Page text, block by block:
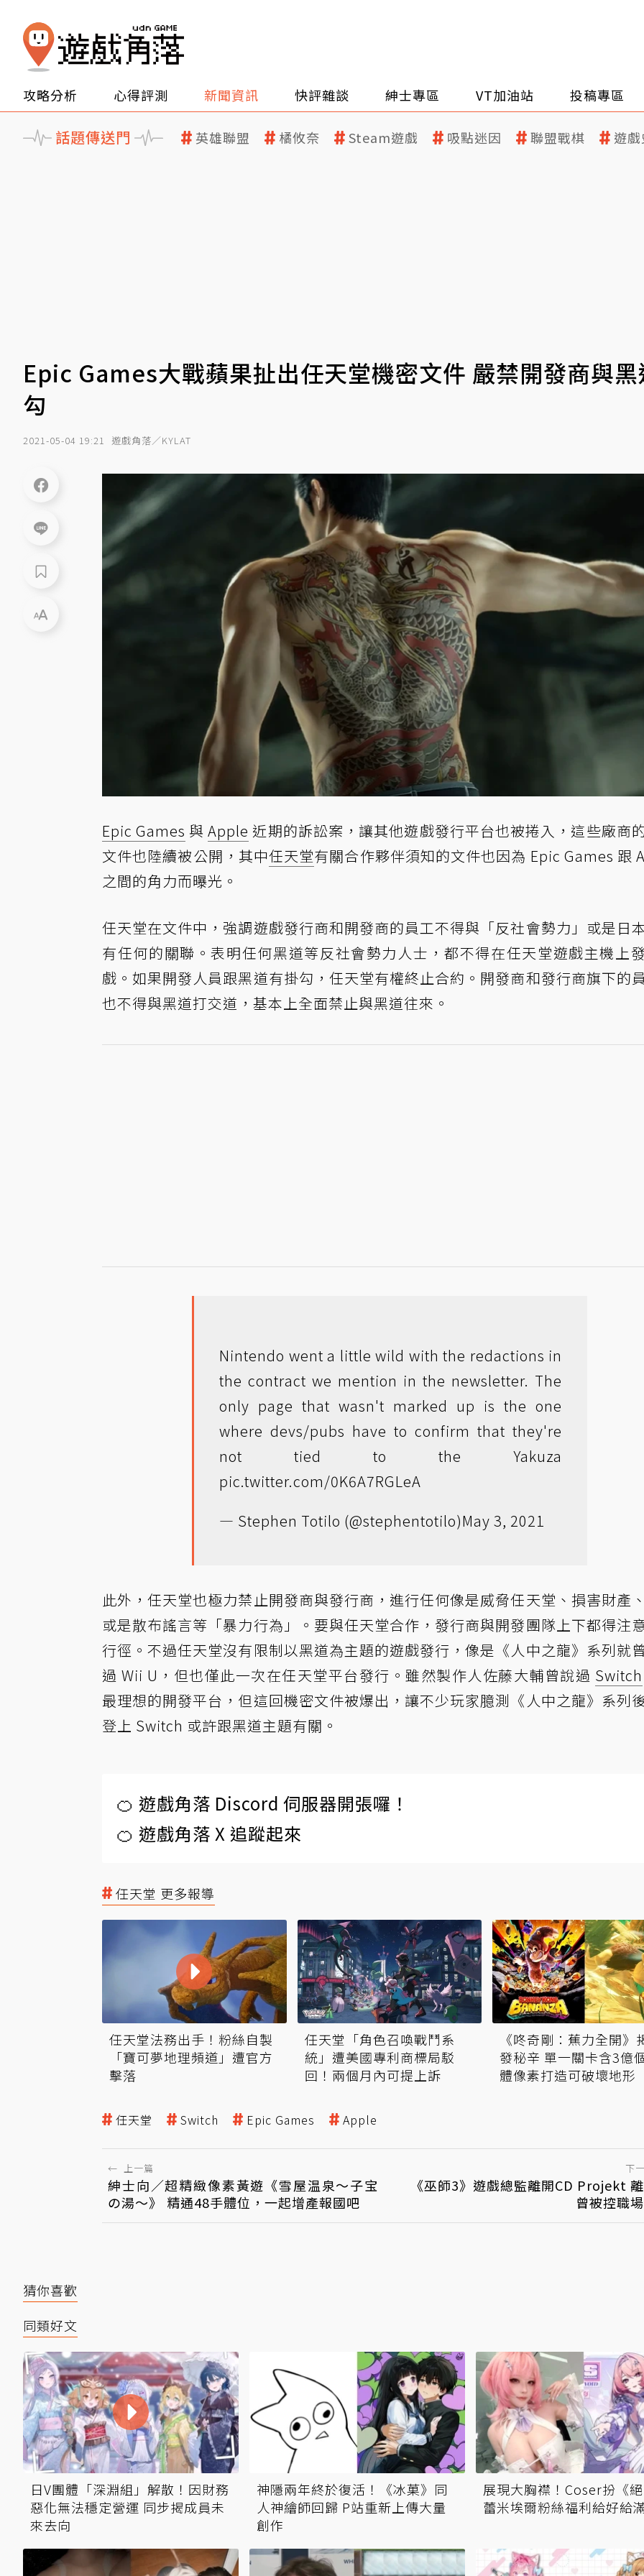
攻略分析 心得評測 新聞資訊 快評雜談 紳士專區 VT加油站 投稿專區
話題傳送門 英雄聯盟 橘攸奈 Steam遊戲 吸點迷因 聯盟戰棋 遊
Epic Games大戰蘋果扯出任天堂機密文件 嚴禁開發商與
勾
2021-05-04 19:21 遊戲角落／KYLAT
Epic Games 與Apple 近期的訴訟案，讓其他遊戲發行平台也被捲入，這些廠商
文件也陸續被公開，其中任天堂有關合作夥伴須知的文件也因為 Epic Games 跟
之間的角力而曝光。
任天堂在文件中，強調遊戲發行商和開發商的員工不得與「反社會勢力」或是日
有任何的關聯。表明任何黑道等反社會勢力人士，都不得在任天堂遊戲主機上
戲。如果開發人員跟黑道有掛勾，任天堂有權終止合約。開發商和發行商旗下的
也不得與黑道打交道，基本上全面禁止與黑道往來。
Nintendo went a little wild with the redactions in
the contract we mention in the newsletter. The
only page that wasn't marked up is the one
where devs/pubs have to confirm that they're
not tied to the Yakuza
pic.twitter.com/0K6A7RGLeA
— Stephen Totilo (@stephentotilo)May 3, 2021
此外，任天堂也極力禁止開發商與發行商，進行任何像是威脅任天堂、損害財產
或是散布謠言等「暴力行為」。要與任天堂合作，發行商與開發團隊上下都得注
行徑。不過任天堂沒有限制以黑道為主題的遊戲發行，像是《人中之龍》系列就
過 Wii U，但也僅此一次在任天堂平台發行。雖然製作人佐藤大輔曾說過 Switch
最理想的開發平台，但這回機密文件被爆出，讓不少玩家臆測《人中之龍》系列
登上 Switch 或許跟黑道主題有關。
🍊 遊戲角落 Discord 伺服器開張囉！
🍊 遊戲角落 X 追蹤起來
任天堂 更多報導
任天堂法務出手！粉絲自製
「寶可夢地理頻道」遭官方
擊落
任天堂「角色召喚戰鬥系
統」遭美國專利商標局駁
回！兩個月內可提上訴
《咚奇剛：蕉力全開》
發秘辛 單一關卡含3億
體像素打造可破壞地形
任天堂 Switch Epic Games Apple
← 上一篇
紳士向／超精緻像素黃遊《雪屋温泉～子宝
の湯～》 精通48手體位，一起增產報國吧
下
《巫師3》遊戲總監離開CD Projekt
曾被控職
猜你喜歡
同類好文
日V團體「深淵組」解散！因財務
惡化無法穩定營運 同步揭成員未
來去向
神隱兩年終於復活！《冰菓》同
人神繪師回歸 P站重新上傳大量
創作
展現大胸襟！Coser扮《
蕾米埃爾粉絲福利給好給